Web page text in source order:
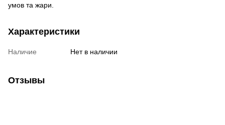
умов та жари.
Характеристики
Наличие Нет в наличии
Отзывы